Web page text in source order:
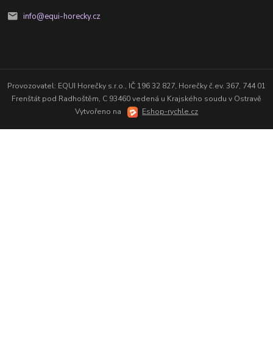
info@equi-horecky.cz
Provozovatel: EQUI Horečky s.r.o., IČ 196 32 827, Horečky č.ev. 367, 744 01
Frenštát pod Radhoštěm, C 93460 vedená u Krajského soudu v Ostravě
Vytvořeno na
Eshop-rychle.cz